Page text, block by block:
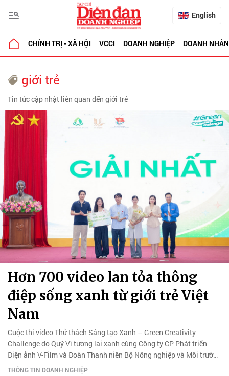
English
CHÍNH TRỊ - XÃ HỘI VCCI DOANH NGHIỆP DOANH NHÂN
giới trẻ
Tin tức cập nhật liên quan đến giới trẻ
Hơn 700 video lan tỏa thông
điệp sống xanh từ giới trẻ Việt
Nam
Cuộc thi video Thử thách Sáng tạo Xanh – Green Creativity
Challenge do Quỹ Vì tương lai xanh cùng Công ty CP Phát triển
Điện ảnh V-Film và Đoàn Thanh niên Bộ Nông nghiệp và Môi trường
phối hợp tổ chức đã khép lại với chiến thắng thuộc về đội Anahata.
THÔNG TIN DOANH NGHIỆP